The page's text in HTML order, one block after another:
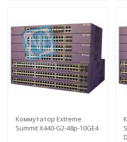
Коммутатор Extreme
Summit X440-G2-48p-10GE4